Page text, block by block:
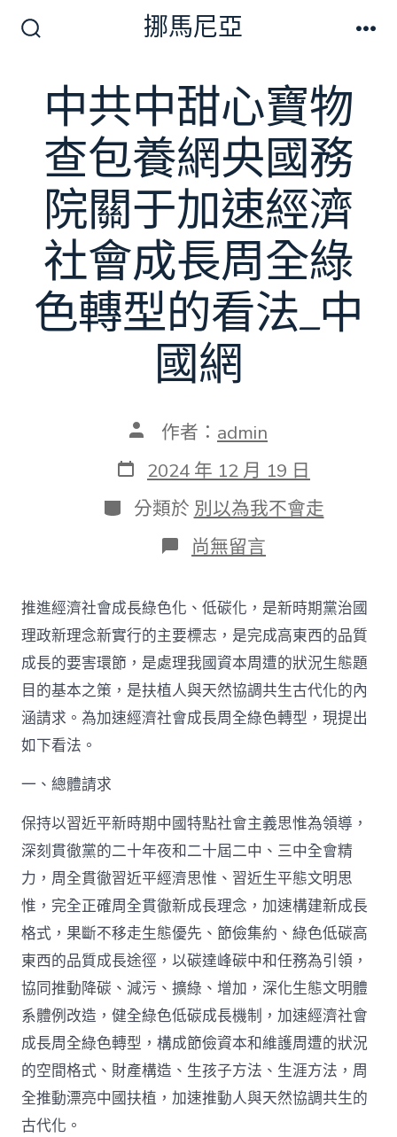
開
關
挪馬尼亞
中共中甜心寶物
查包養網央國務
院關于加速經濟
社會成長周全綠
色轉型的看法_中
國網
文
作
者
作者： admin
發
表
日
期
2024 年 12 月 19 日
分
類
分類於 別以為我不會走
在
〈中
中
甜
心
寶
物
查
包
養
院
關
于
加
速
經
濟
社
會
成
長
周
全
綠
色
轉
型
的
尚無留言
推進經濟社會成長綠色化、低碳化，是新時期黨治國
理政新理念新實行的主要標志，是完成高東西的品質
成長的要害環節，是處理我國資本周遭的狀況生態題
目的基本之策，是扶植人與天然協調共生古代化的內
涵請求。為加速經濟社會成長周全綠色轉型，現提出
如下看法。
一、總體請求
保持以習近平新時期中國特點社會主義思惟為領導，
深刻貫徹黨的二十年夜和二十屆二中、三中全會精
力，周全貫徹習近平經濟思惟、習近生平態文明思
惟，完全正確周全貫徹新成長理念，加速構建新成長
格式，果斷不移走生態優先、節儉集約、綠色低碳高
東西的品質成長途徑，以碳達峰碳中和任務為引領，
協同推動降碳、減污、擴綠、增加，深化生態文明體
系體例改造，健全綠色低碳成長機制，加速經濟社會
成長周全綠色轉型，構成節儉資本和維護周遭的狀況
的空間格式、財產構造、生孩子方法、生涯方法，周
全推動漂亮中國扶植，加速推動人與天然協調共生的
古代化。